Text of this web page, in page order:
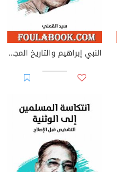
النبي إبراهيم والتاريخ المجهول - نسخة هنداوي